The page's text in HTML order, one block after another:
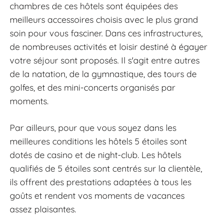
chambres de ces hôtels sont équipées des
meilleurs accessoires choisis avec le plus grand
soin pour vous fasciner. Dans ces infrastructures,
de nombreuses activités et loisir destiné à égayer
votre séjour sont proposés. Il s'agit entre autres
de la natation, de la gymnastique, des tours de
golfes, et des mini-concerts organisés par
moments.
Par ailleurs, pour que vous soyez dans les
meilleures conditions les hôtels 5 étoiles sont
dotés de casino et de night-club. Les hôtels
qualifiés de 5 étoiles sont centrés sur la clientèle,
ils offrent des prestations adaptées à tous les
goûts et rendent vos moments de vacances
assez plaisantes.